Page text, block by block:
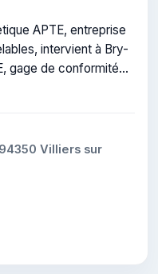
APTE, entreprise
intervient à Bry-
gage de conformité
Villiers sur